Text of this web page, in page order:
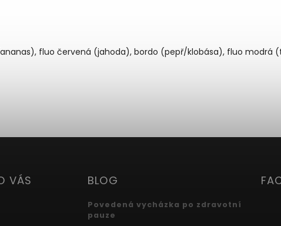
fluo červená (jahoda), bordo (pepř/klobása), fluo modrá
VÁS BLOG
Povedená vycházka po zdravotní
pauze